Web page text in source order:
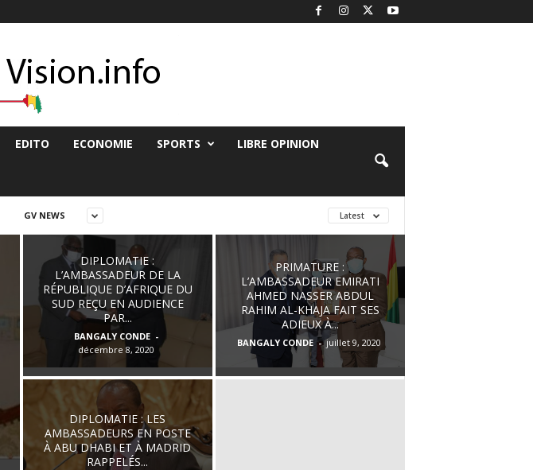
EDITO ECONOMIE SPORTS LIBRE OPINION
GV NEWS Latest
DIPLOMATIE :
L’AMBASSADEUR DE LA
RÉPUBLIQUE D’AFRIQUE DU
SUD REÇU EN AUDIENCE
PAR...
BANGALY CONDE -
décembre 8, 2020
PRIMATURE :
L’AMBASSADEUR EMIRATI
AHMED NASSER ABDUL
RAHIM AL-KHAJA FAIT SES
ADIEUX À...
BANGALY CONDE - juillet 9, 2020
DIPLOMATIE : LES
AMBASSADEURS EN POSTE
À ABU DHABI ET À MADRID
RAPPELÉS...